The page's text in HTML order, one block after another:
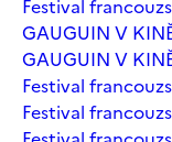
Festival
GAUGUIN V
GAUGUIN V
Festival
Festival